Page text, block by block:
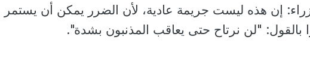
إن هذه ليست جريمة عادية، لأن الضرر يمكن أن يستمر
بالقول: "لن نرتاح حتى يعاقب المذنبون بشدة".